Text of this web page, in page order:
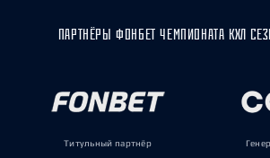
ПАРТНЁРЫ ФОНБЕТ ЧЕМПИОНАТА КХЛ
Титульный партнёр